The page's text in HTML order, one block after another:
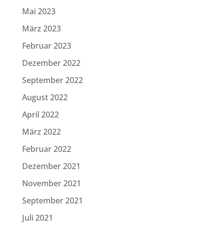
Mai 2023
März 2023
Februar 2023
Dezember 2022
September 2022
August 2022
April 2022
März 2022
Februar 2022
Dezember 2021
November 2021
September 2021
Juli 2021